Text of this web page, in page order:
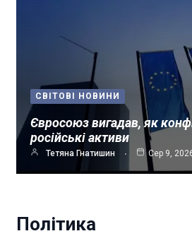
СВІТОВІ НОВИНИ
Євросоюз вигадав, як
російські активи
Тетяна Гнатишин Сер 9,
Політика